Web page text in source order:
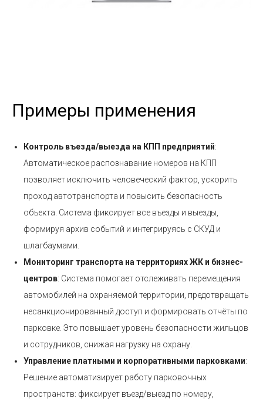
Примеры применения
Контроль въезда/выезда на КПП предприятий:
Автоматическое распознавание номеров на КПП
позволяет исключить человеческий фактор, ускорить
проход автотранспорта и повысить безопасность
объекта. Система фиксирует все въезды и выезды,
формируя архив событий и интегрируясь с СКУД и
шлагбаумами.
Мониторинг транспорта на территориях ЖК и бизнес-
центров: Система помогает отслеживать перемещения
автомобилей на охраняемой территории, предотвращать
несанкционированный доступ и формировать отчёты по
парковке. Это повышает уровень безопасности жильцов
и сотрудников, снижая нагрузку на охрану.
Управление платными и корпоративными парковками:
Решение автоматизирует работу парковочных
пространств: фиксирует въезд/выезд по номеру,